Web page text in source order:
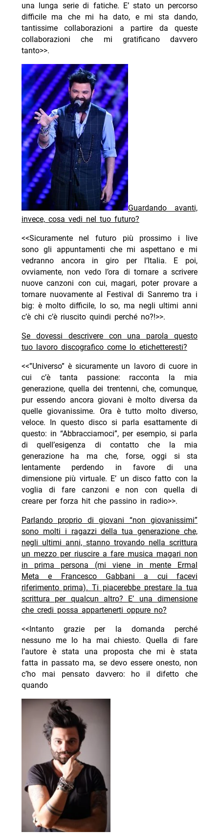
una lunga serie di fatiche. E’ stato un percorso
difficile ma che mi ha dato, e mi sta dando,
tantissime collaborazioni a partire da queste
collaborazioni che mi gratificano davvero
tanto>>.
Guardando avanti,
invece, cosa vedi nel tuo futuro?
<<Sicuramente nel futuro più prossimo i live
sono gli appuntamenti che mi aspettano e mi
vedranno ancora in giro per l’Italia. E poi,
ovviamente, non vedo l’ora di tornare a scrivere
nuove canzoni con cui, magari, poter provare a
tornare nuovamente al Festival di Sanremo tra i
big: è molto difficile, lo so, ma negli ultimi anni
c’è chi c’è riuscito quindi perché no?!>>.
Se dovessi descrivere con una parola questo
tuo lavoro discografico come lo etichetteresti?
<<”Universo” è sicuramente un lavoro di cuore in
cui c’è tanta passione: racconta la mia
generazione, quella dei trentenni, che, comunque,
pur essendo ancora giovani è molto diversa da
quelle giovanissime. Ora è tutto molto diverso,
veloce. In questo disco si parla esattamente di
questo: in “Abbracciamoci”, per esempio, si parla
di quell’esigenza di contatto che la mia
generazione ha ma che, forse, oggi si sta
lentamente perdendo in favore di una
dimensione più virtuale. E’ un disco fatto con la
voglia di fare canzoni e non con quella di
creare per forza hit che passino in radio>>.
Parlando proprio di giovani “non giovanissimi”
sono molti i ragazzi della tua generazione che,
negli ultimi anni, stanno trovando nella scrittura
un mezzo per riuscire a fare musica magari non
in prima persona (mi viene in mente Ermal
Meta e Francesco Gabbani a cui facevi
riferimento prima). Ti piacerebbe prestare la tua
scrittura per qualcun altro? E’ una dimensione
che credi possa appartenerti oppure no?
<<Intanto grazie per la domanda perché
nessuno me lo ha mai chiesto. Quella di fare
l’autore è stata una proposta che mi è stata
fatta in passato ma, se devo essere onesto, non
c’ho mai pensato davvero: ho il difetto che
quando